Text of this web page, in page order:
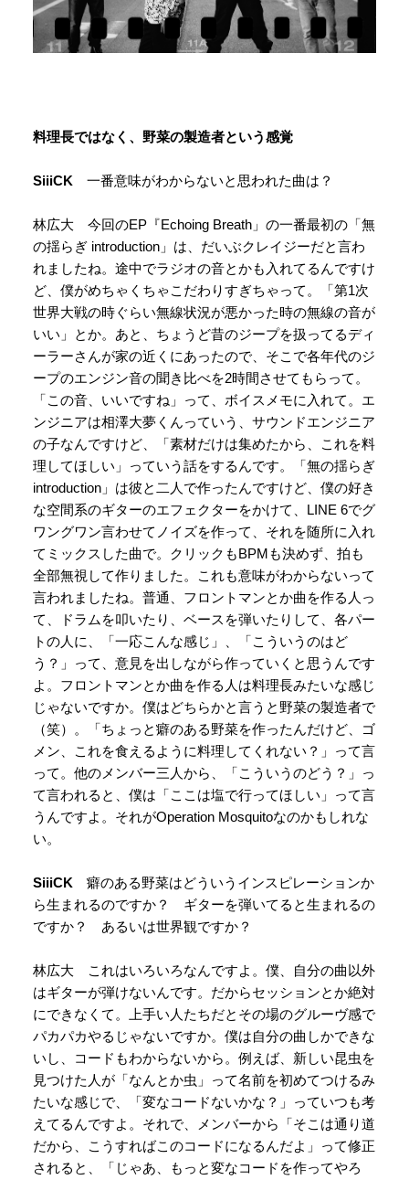
料理長ではなく、野菜の製造者という感覚
SiiiCK 一番意味がわからないと思われた曲は？
林広大 今回のEP『Echoing Breath」の一番最初の「無
の揺らぎ introduction」は、だいぶクレイジーだと言わ
れましたね。途中でラジオの音とかも入れてるんですけ
ど、僕がめちゃくちゃこだわりすぎちゃって。「第1次
世界大戦の時ぐらい無線状況が悪かった時の無線の音が
いい」とか。あと、ちょうど昔のジープを扱ってるディ
ーラーさんが家の近くにあったので、そこで各年代のジ
ープのエンジン音の聞き比べを2時間させてもらって。
「この音、いいですね」って、ボイスメモに入れて。エ
ンジニアは相澤大夢くんっていう、サウンドエンジニア
の子なんですけど、「素材だけは集めたから、これを料
理してほしい」っていう話をするんです。「無の揺らぎ
introduction」は彼と二人で作ったんですけど、僕の好き
な空間系のギターのエフェクターをかけて、LINE 6でグ
ワングワン言わせてノイズを作って、それを随所に入れ
てミックスした曲で。クリックもBPMも決めず、拍も
全部無視して作りました。これも意味がわからないって
言われましたね。普通、フロントマンとか曲を作る人っ
て、ドラムを叩いたり、ベースを弾いたりして、各パー
トの人に、「一応こんな感じ」、「こういうのはど
う？」って、意見を出しながら作っていくと思うんです
よ。フロントマンとか曲を作る人は料理長みたいな感じ
じゃないですか。僕はどちらかと言うと野菜の製造者で
（笑）。「ちょっと癖のある野菜を作ったんだけど、ゴ
メン、これを食えるように料理してくれない？」って言
って。他のメンバー三人から、「こういうのどう？」っ
て言われると、僕は「ここは塩で行ってほしい」って言
うんですよ。それがOperation Mosquitoなのかもしれな
い。
SiiiCK 癖のある野菜はどういうインスピレーションか
ら生まれるのですか？ ギターを弾いてると生まれるの
ですか？ あるいは世界観ですか？
林広大 これはいろいろなんですよ。僕、自分の曲以外
はギターが弾けないんです。だからセッションとか絶対
にできなくて。上手い人たちだとその場のグルーヴ感で
パカパカやるじゃないですか。僕は自分の曲しかできな
いし、コードもわからないから。例えば、新しい昆虫を
見つけた人が「なんとか虫」って名前を初めてつけるみ
たいな感じで、「変なコードないかな？」っていつも考
えてるんですよ。それで、メンバーから「そこは通り道
だから、こうすればこのコードになるんだよ」って修正
されると、「じゃあ、もっと変なコードを作ってやろ